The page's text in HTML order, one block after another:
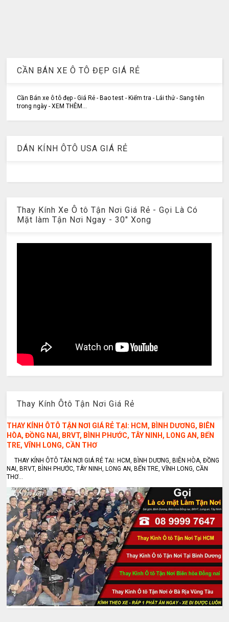
CẦN BÁN XE Ô TÔ ĐẸP GIÁ RẺ
Cần Bán xe ô tô đẹp - Giá Rẻ - Bao test - Kiểm tra - Lái thử - Sang tên
trong ngày - XEM THÊM...
DÁN KÍNH ÔTÔ USA GIÁ RẺ
Thay Kính Xe Ô tô Tận Nơi Giá Rẻ - Gọi Là Có
Mặt làm Tận Nơi Ngay - 30" Xong
Thay Kính Ôtô Tận Nơi Giá Rẻ
THAY KÍNH ÔTÔ TẬN NƠI GIÁ RẺ TẠI: HCM, BÌNH DƯƠNG, BIÊN
HÒA, ĐỒNG NAI, BRVT, BÌNH PHƯỚC, TÂY NINH, LONG AN, BẾN
TRE, VĨNH LONG, CẦN THƠ
THAY KÍNH ÔTÔ TẬN NƠI GIÁ RẺ TẠI: HCM, BÌNH DƯƠNG, BIÊN HÒA, ĐỒNG
NAI, BRVT, BÌNH PHƯỚC, TÂY NINH, LONG AN, BẾN TRE, VĨNH LONG, CẦN
THƠ...